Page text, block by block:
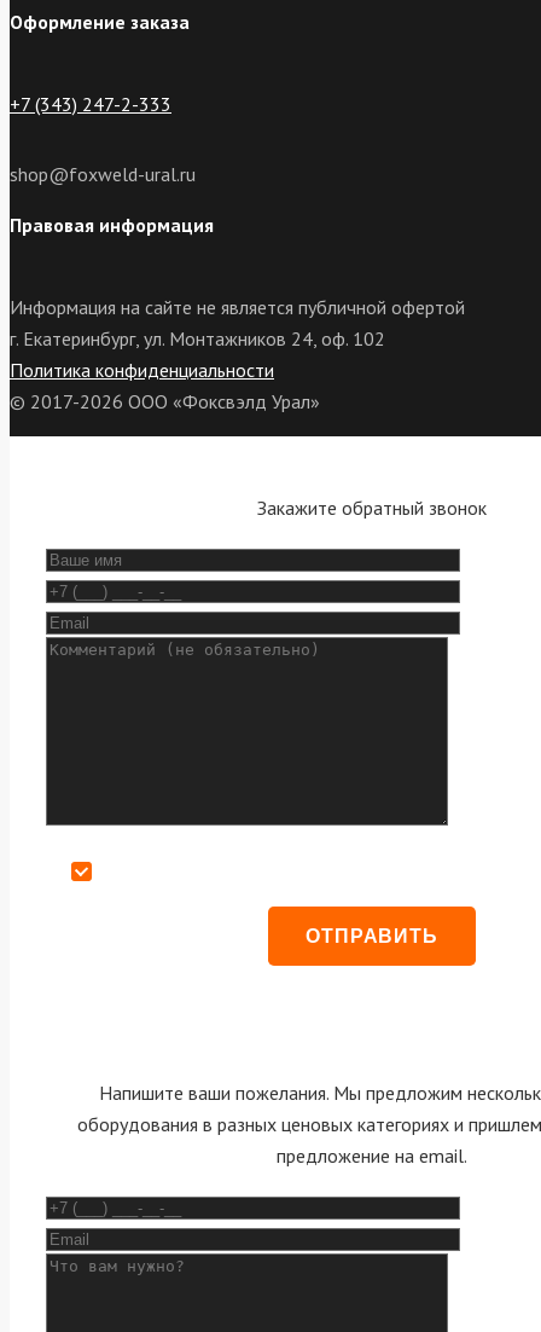
Оформление заказа
+7 (343) 247-2-333
shop@foxweld-ural.ru
Правовая информация
Информация на сайте не является публичной офертой
г. Екатеринбург, ул. Монтажников 24, оф. 102
Политика конфиденциальности
© 2017-2026 ООО «Фоксвэлд Урал»
Закажите обратный звонок
Напишите ваши пожелания. Мы предложим
оборудования в разных ценовых категориях и
предложение на email.